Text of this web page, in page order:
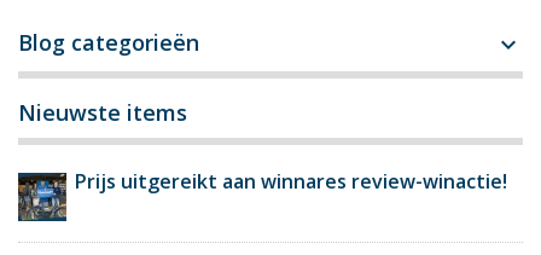
Blog categorieën 
Nieuwste items
Prijs uitgereikt aan winnares review-winactie!